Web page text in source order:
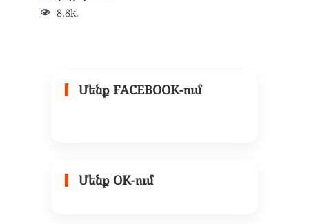
8.8k.
Մենք FACEBOOK-ում
Մենք OK-ում